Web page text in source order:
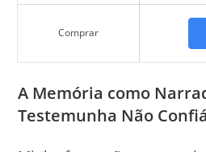
Comprar
A Memória como
Testemunha Não